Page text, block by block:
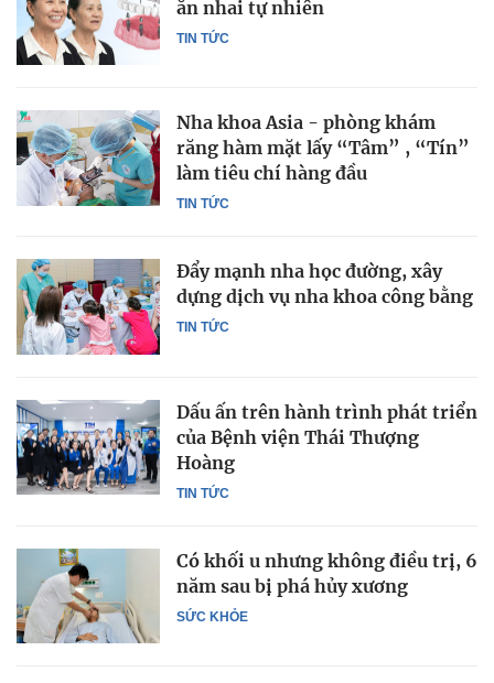
TIN TỨC
ăn nhai tự nhiên
TIN TỨC
Nha khoa Asia - phòng khám
răng hàm mặt lấy “Tâm” , “Tín”
làm tiêu chí hàng đầu
TIN TỨC
Đẩy mạnh nha học đường, xây
dựng dịch vụ nha khoa công bằng
TIN TỨC
Dấu ấn trên hành trình phát triển
của Bệnh viện Thái Thượng
Hoàng
SỨC KHỎE
Có khối u nhưng không điều trị, 6
năm sau bị phá hủy xương